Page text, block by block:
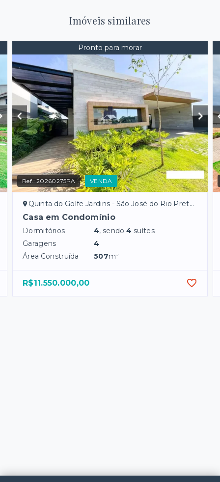
Imóveis similares
Pronto para morar
Ref.:20260275PA VENDA
Quinta do Golfe Jardins - São José do Rio Preto/SP
Casa em Condomínio
Dormitórios 4, sendo4 suítes
Garagens
4
Área Construída
507m²
R$11.550.000,00